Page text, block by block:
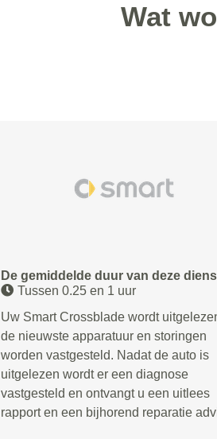
Wat
De gemiddelde duur van deze
Tussen 0.25 en 1 uur
Uw Smart Crossblade wordt
de nieuwste apparatuur en storingen
worden vastgesteld. Nadat de auto is
uitgelezen wordt er een diagnose
vastgesteld en ontvangt u een uitlees
rapport en een bijhorend reparatie